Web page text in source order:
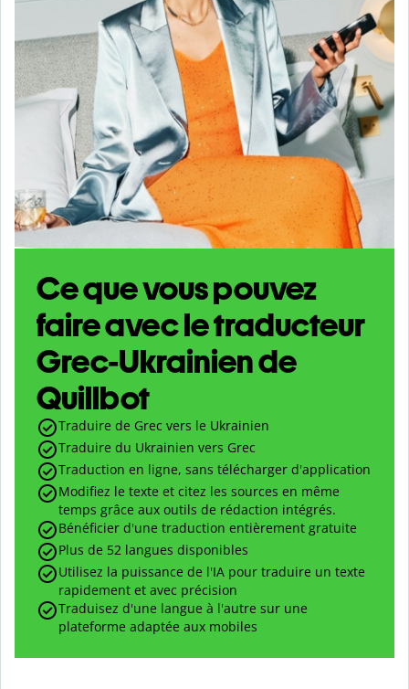
Ce que vous pouvez
faire avec le traducteur
Grec-Ukrainien de
Quillbot
Traduire de Grec vers le Ukrainien
Traduire du Ukrainien vers Grec
Traduction en ligne, sans télécharger d'application
Modifiez le texte et citez les sources en même
temps grâce aux outils de rédaction intégrés.
Bénéficier d'une traduction entièrement gratuite
Plus de 52 langues disponibles
Utilisez la puissance de l'IA pour traduire un texte
rapidement et avec précision
Traduisez d'une langue à l'autre sur une
plateforme adaptée aux mobiles